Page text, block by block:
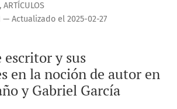
, ARTÍCULOS
escritor y sus
en la noción de autor en
y Gabriel García
— Actualizado el 2025-02-27